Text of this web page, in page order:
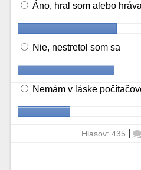
Áno, hral som alebo
Nie, nestretol som sa
Nemám v láske
Hlasov: 435 |